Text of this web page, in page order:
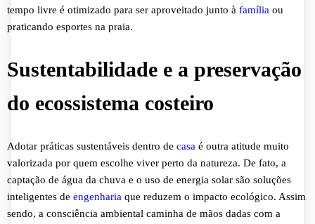
tempo livre é otimizado para ser aproveitado junto à família ou
praticando esportes na praia.
Sustentabilidade e a preservação
do ecossistema costeiro
Adotar práticas sustentáveis dentro de casa é outra atitude muito
valorizada por quem escolhe viver perto da natureza. De fato, a
captação de água da chuva e o uso de energia solar são soluções
inteligentes de engenharia que reduzem o impacto ecológico. Assim
sendo, a consciência ambiental caminha de mãos dadas com a